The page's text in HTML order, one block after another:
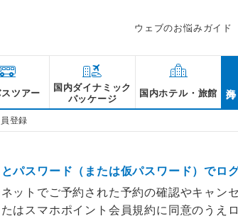
ウェブのお悩みガイド
ツアー
国内ダイナミック
パッケージ
国内ホテル・旅館
登録
パスワード（または仮パスワード）でロ
ットでご予約された予約の確認やキャン
はスマホポイント会員規約に同意のうえ